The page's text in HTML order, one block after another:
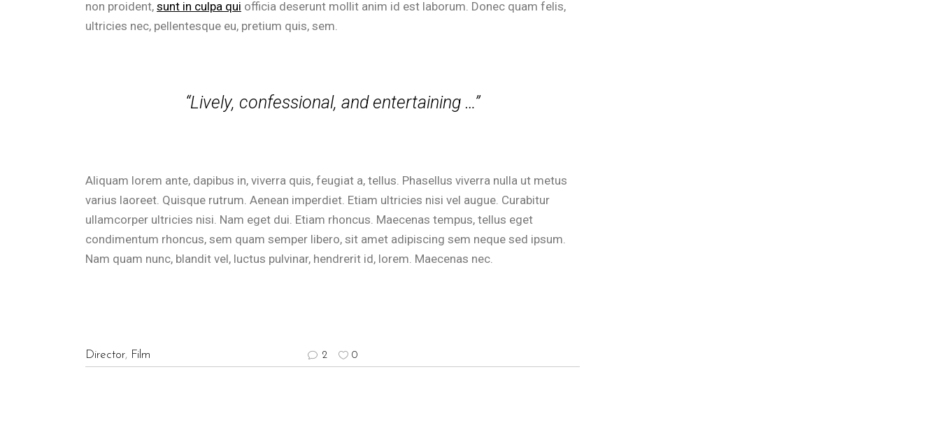
non proident, sunt in culpa qui officia deserunt mollit anim id est laborum. Donec quam felis,
ultricies nec, pellentesque eu, pretium quis, sem.
“Lively, confessional, and entertaining …”
Aliquam lorem ante, dapibus in, viverra quis, feugiat a, tellus. Phasellus viverra nulla ut metus
varius laoreet. Quisque rutrum. Aenean imperdiet. Etiam ultricies nisi vel augue. Curabitur
ullamcorper ultricies nisi. Nam eget dui. Etiam rhoncus. Maecenas tempus, tellus eget
condimentum rhoncus, sem quam semper libero, sit amet adipiscing sem neque sed ipsum.
Nam quam nunc, blandit vel, luctus pulvinar, hendrerit id, lorem. Maecenas nec.
Director, Film 2 0